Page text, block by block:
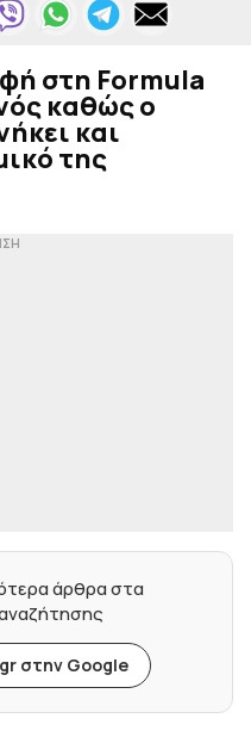
στη Formula
καθώς ο
και
της
άρθρα στα
στην Google